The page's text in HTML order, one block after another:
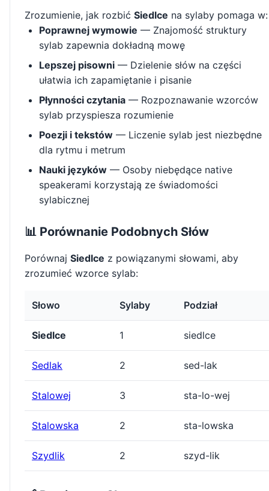
Zrozumienie, jak rozbić Siedlce na sylaby pomaga w:
Poprawnej wymowie — Znajomość struktury
sylab zapewnia dokładną mowę
Lepszej pisowni — Dzielenie słów na części
ułatwia ich zapamiętanie i pisanie
Płynności czytania — Rozpoznawanie wzorców
sylab przyspiesza rozumienie
Poezji i tekstów — Liczenie sylab jest niezbędne
dla rytmu i metrum
Nauki języków — Osoby niebędące native
speakerami korzystają ze świadomości
sylabicznej
📊 Porównanie Podobnych Słów
Porównaj Siedlce z powiązanymi słowami, aby
zrozumieć wzorce sylab:
Słowo Sylaby Podział
Siedlce 1 siedlce
Sedlak 2 sed-lak
Stalowej 3 sta-lo-wej
Stalowska 2 sta-lowska
Szydlik 2 szyd-lik